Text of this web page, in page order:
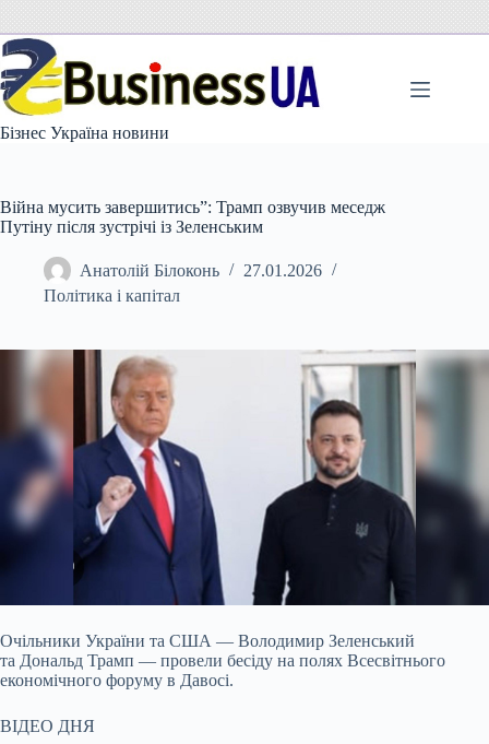
вмісту
Бізнес Україна новини
Війна мусить завершитись”: Трамп озвучив меседж
Путіну після зустрічі із Зеленським
Анатолій Білоконь
27.01.2026
Політика і капітал
Очільники України та США — Володимир Зеленський
та Дональд Трамп — провели бесіду на полях Всесвітнього
економічного форуму в Давосі.
ВІДЕО ДНЯ